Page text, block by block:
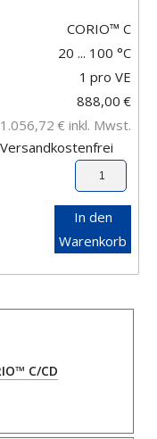
CORIO™ C
20 ... 100 °C
1 pro VE
888,00 €
1.056,72 € inkl. Mwst.
Versandkostenfrei
In den
Warenkorb
C/CD